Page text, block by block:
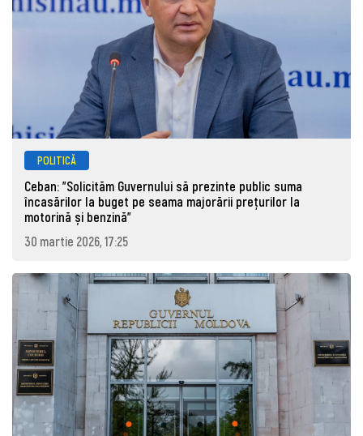
POLITICĂ
Ceban: "Solicităm Guvernului să prezinte public suma
încasărilor la buget pe seama majorării prețurilor la
motorină și benzină"
30 martie 2026, 17:25